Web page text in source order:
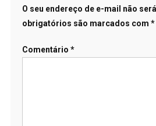
O seu endereço de e-mail não
obrigatórios são marcados com *
Comentário *